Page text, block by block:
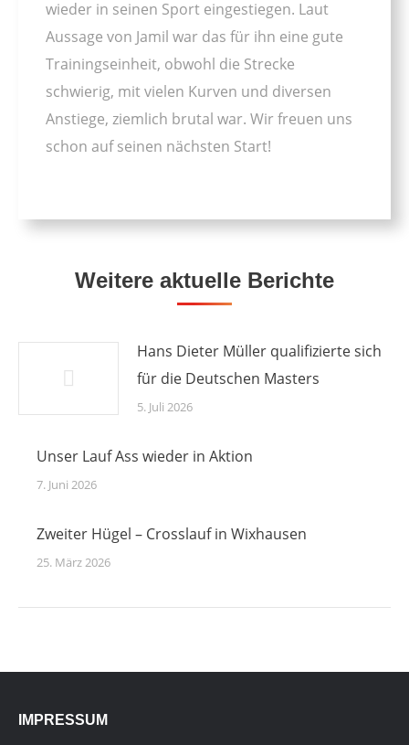
wieder in seinen Sport eingestiegen. Laut
Aussage von Jamil war das für ihn eine gute
Trainingseinheit, obwohl die Strecke
schwierig, mit vielen Kurven und diversen
Anstiege, ziemlich brutal war. Wir freuen uns
schon auf seinen nächsten Start!
Weitere aktuelle Berichte
Hans Dieter Müller qualifizierte sich
für die Deutschen Masters
5. Juli 2026
Unser Lauf Ass wieder in Aktion
7. Juni 2026
Zweiter Hügel – Crosslauf in Wixhausen
25. März 2026
IMPRESSUM